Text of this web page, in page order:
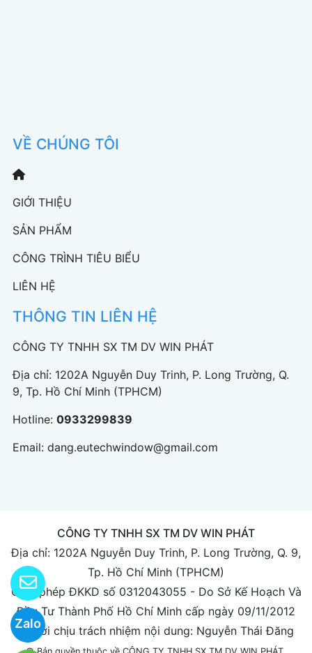
Zalo
VỀ CHÚNG TÔI
GIỚI THIỆU
SẢN PHẨM
CÔNG TRÌNH TIÊU BIỂU
LIÊN HỆ
THÔNG TIN LIÊN HỆ
CÔNG TY TNHH SX TM DV WIN PHÁT
Địa chỉ: 1202A Nguyễn Duy Trinh, P. Long Trường, Q.
9, Tp. Hồ Chí Minh (TPHCM)
Hotline: 0933299839
Email: dang.eutechwindow@gmail.com
CÔNG TY TNHH SX TM DV WIN PHÁT
Địa chỉ: 1202A Nguyễn Duy Trinh, P. Long Trường, Q. 9,
Tp. Hồ Chí Minh (TPHCM)
Giấy phép ĐKKD số 0312043055 - Do Sở Kế Hoạch Và
Đầu Tư Thành Phố Hồ Chí Minh cấp ngày 09/11/2012
Người chịu trách nhiệm nội dung: Nguyễn Thái Đăng